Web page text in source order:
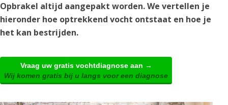
Opbrakel altijd aangepakt worden. We vertellen je
hieronder hoe optrekkend vocht ontstaat en hoe je
het kan bestrijden.
Vraag uw gratis vochtdiagnose aan →
Wij komen gratis bij u langs voor een diagnose